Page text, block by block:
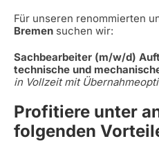
Für unseren renommierten
Bremen suchen wir:
Sachbearbeiter (m/w/d)
technische und
in Vollzeit mit
Profitiere unter
folgenden